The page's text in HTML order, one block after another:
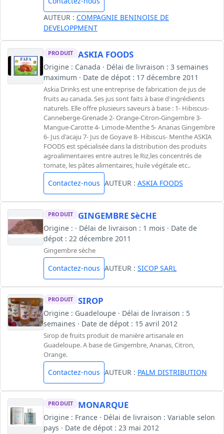
AUTEUR : COMPAGNIE BENINOISE DE
DEVELOPPMENT
PRODUIT ASKIA FOODS
Origine : Canada · Délai de livraison : 3 semaines
maximum · Date de dépot : 17 décembre 2011
Askia Drinks est une entreprise de fabrication de jus de
fruits au canada. Ses jus sont faits à base d'ingrédients
naturels. Elle offre plusieurs saveurs à base : 1- Hibiscus-
Canneberge-Grenade 2- Orange-Citron-Gingembre 3-
Mangue-Carotte 4- Limode-Menthe 5- Ananas Gingembre
6- Jus d'acaju 7- Jus de Goyave 8- Hibiscus- Menthe ASKIA
FOODS est spécialisée dans la distribution des produits
agroalimentaires entre autres le Riz,les concentrés de
tomate, les pâtes alimentaires, huile végétale etc..
Contactez-nous AUTEUR : ASKIA FOODS
PRODUIT GINGEMBRE SèCHE
Origine : · Délai de livraison : 1 mois · Date de
dépot : 22 décembre 2011
Gingembre sèche
Contactez-nous AUTEUR : SICOP SARL
PRODUIT SIROP
Origine : Guadeloupe · Délai de livraison : 5
semaines · Date de dépot : 15 avril 2012
Sirop de fruits produit de manière artisanale en
Guadeloupe. A base de Gingembre, Ananas, Citron,
Orange.
Contactez-nous AUTEUR : PALM DISTRIBUTION
PRODUIT MONARQUE
Origine : France · Délai de livraison : Variable selon
pays · Date de dépot : 23 mai 2012